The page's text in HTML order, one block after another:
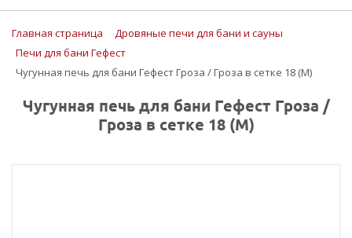
Главная страница
Дровяные печи для бани и сауны
Печи для бани Гефест
Чугунная печь для бани Гефест Гроза / Гроза в сетке 18 (М)
Чугунная печь для бани Гефест Гроза /
Гроза в сетке 18 (М)